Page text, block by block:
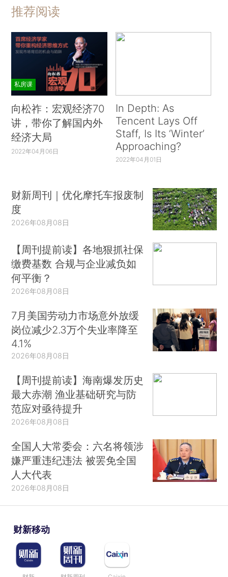
推荐阅读
私房课
向松祚：宏观经济70
讲，带你了解国内外
经济大局
2022年04月06日
In Depth: As
Tencent Lays Off
Staff, Is Its ‘Winter’
Approaching?
2022年04月01日
财新周刊｜优化摩托车报废制
度
2026年08月08日
【周刊提前读】各地狠抓社保
缴费基数 合规与企业减负如
何平衡？
2026年08月08日
7月美国劳动力市场意外放缓
岗位减少2.3万个失业率降至
4.1%
2026年08月08日
【周刊提前读】海南爆发历史
最大赤潮 渔业基础研究与防
范应对亟待提升
2026年08月08日
全国人大常委会：六名将领涉
嫌严重违纪违法 被罢免全国
人大代表
2026年08月08日
财新移动